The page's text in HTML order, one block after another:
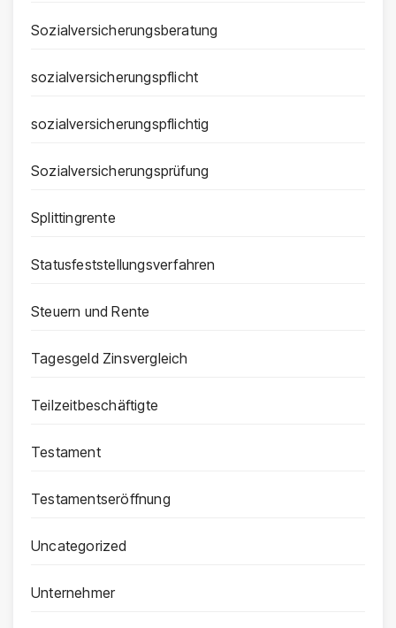
Sozialversicherungsberatung
sozialversicherungspflicht
sozialversicherungspflichtig
Sozialversicherungsprüfung
Splittingrente
Statusfeststellungsverfahren
Steuern und Rente
Tagesgeld Zinsvergleich
Teilzeitbeschäftigte
Testament
Testamentseröffnung
Uncategorized
Unternehmer